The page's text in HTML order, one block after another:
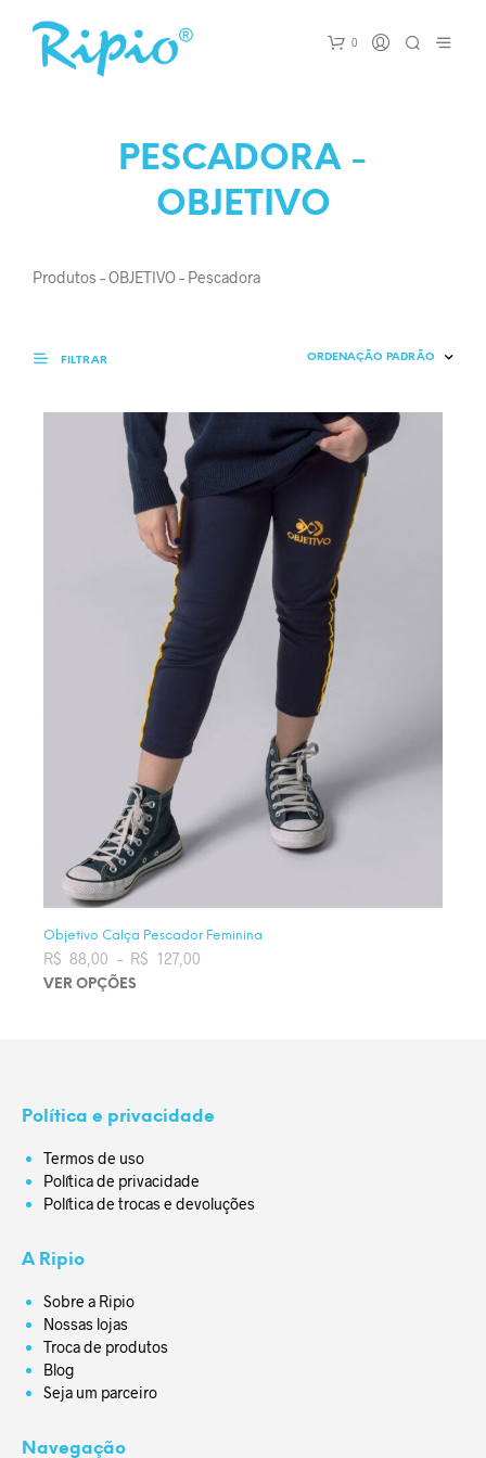
0
PESCADORA -
OBJETIVO
Produtos – OBJETIVO – Pescadora
FILTRAR
Objetivo Calça Pescador Feminina
R$ 88,00 – R$ 127,00Faixa de preço: R$ 88,00 através
R$ 127,00
VER OPÇÕES
Política e privacidade
Termos de uso
Política de privacidade
Política de trocas e devoluções
A Ripio
Sobre a Ripio
Nossas lojas
Troca de produtos
Blog
Seja um parceiro
Navegação